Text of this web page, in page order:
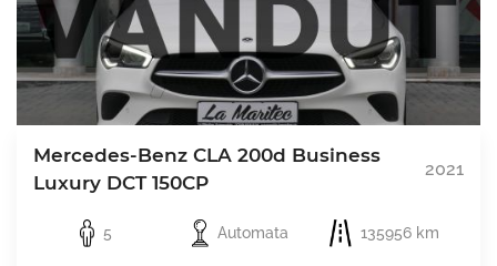
Mercedes-Benz CLA 200d Business
Luxury DCT 150CP
2021
5 Automata 135956 km